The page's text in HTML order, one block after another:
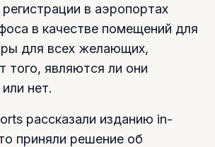
в аэропортах
в качестве помещений для
для всех желающих,
того, являются ли они
нет.
рассказали изданию in-
приняли решение об